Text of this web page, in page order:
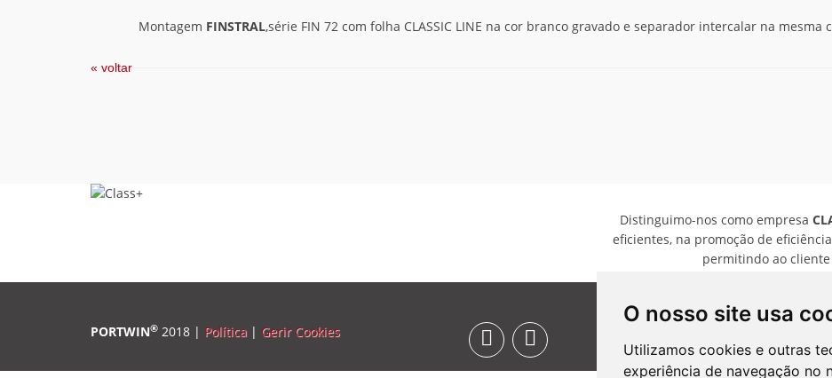
O nosso site usa
Utilizamos cookies e outras
experiência de navegação no
Montagem FINSTRAL,série FIN 72 com folha CLASSIC LINE na cor branco gravado e separador intercalar na
« voltar
Distinguimo-nos como empresa
eficientes, na promoção de
permitindo ao
PORTWIN® 2018 | Política | Gerir Cookies